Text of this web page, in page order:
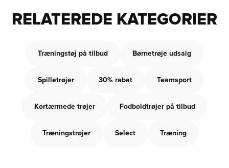
RELATEREDE KATEGORIER
Træningstøj på tilbud Børnetrøje udsalg
Spilletrøjer 30% rabat Teamsport
Kortærmede trøjer Fodboldtrøjer på tilbud
Træningstrøjer Select Træning